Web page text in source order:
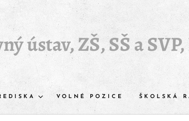
ústav, ZŠ, SŠ a
VOLNÉ POZICE ŠKOLSKÁ